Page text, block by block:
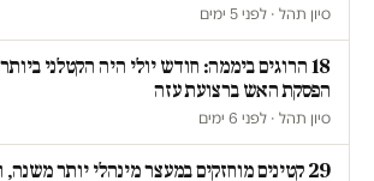
סיון תהל · לפני 5 ימים
18 הרוגים ביממה: חודש יולי היה הקטלני
הפסקת האש ברצועת עזה
סיון תהל · לפני 6 ימים
29 קטינים מוחזקים במעצר מינהלי יותר